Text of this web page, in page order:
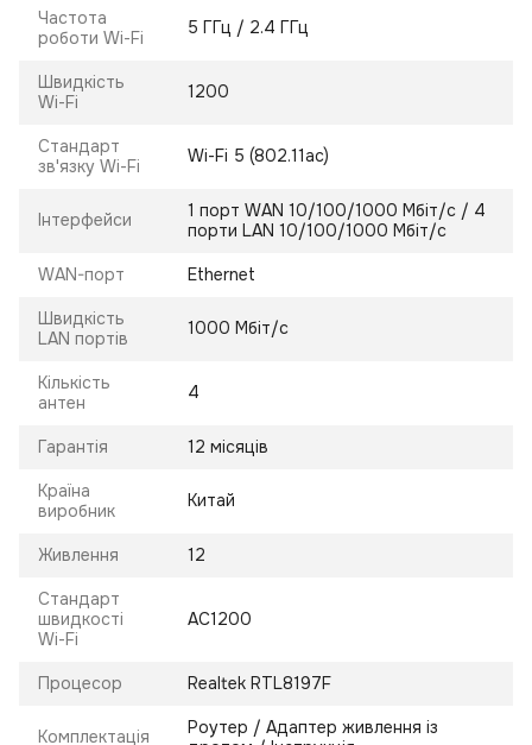
Частота
роботи Wi-Fi
5 ГГц / 2.4 ГГц
Швидкість
Wi-Fi
1200
Стандарт
зв'язку Wi-Fi
Wi-Fi 5 (802.11ac)
Інтерфейси
1 порт WAN 10/100/1000 Мбіт/с / 4
порти LAN 10/100/1000 Мбіт/с
WAN-порт Ethernet
Швидкість
LAN портів
1000 Мбіт/с
Кількість
антен
4
Гарантія 12 місяців
Країна
виробник
Китай
Живлення 12
Стандарт
швидкості
Wi-Fi
AC1200
Процесор Realtek RTL8197F
Комплектація
Роутер / Адаптер живлення із